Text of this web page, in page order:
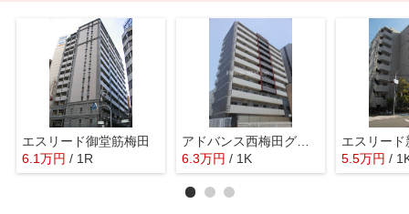
エスリード御堂筋梅田
6.1万円 / 1R
アドバンス西梅田グルーブ
6.3万円 / 1K
エスリード
5.5万円 /